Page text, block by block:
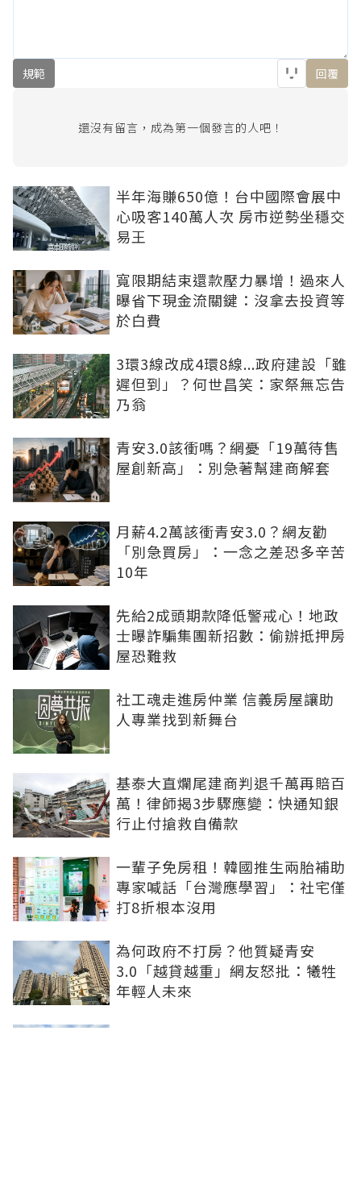
規範 回覆
還沒有留言，成為第一個發言的人吧！
半年海賺650億！台中國際會展中
心吸客140萬人次 房市逆勢坐穩交
易王
寬限期結束還款壓力暴增！過來人
曝省下現金流關鍵：沒拿去投資等
於白費
3環3線改成4環8線...政府建設「雖
遲但到」？何世昌笑：家祭無忘告
乃翁
青安3.0該衝嗎？網憂「19萬待售
屋創新高」：別急著幫建商解套
月薪4.2萬該衝青安3.0？網友勸
「別急買房」：一念之差恐多辛苦
10年
先給2成頭期款降低警戒心！地政
士曝詐騙集團新招數：偷辦抵押房
屋恐難救
社工魂走進房仲業 信義房屋讓助
人專業找到新舞台
基泰大直爛尾建商判退千萬再賠百
萬！律師揭3步驟應變：快通知銀
行止付搶救自備款
一輩子免房租！韓國推生兩胎補助
專家喊話「台灣應學習」：社宅僅
打8折根本沒用
為何政府不打房？他質疑青安
3.0「越貸越重」網友怒批：犧牲
年輕人未來